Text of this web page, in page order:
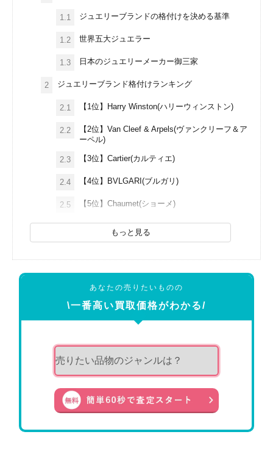
1.1 ジュエリーブランドの格付けを決める基準
1.2 世界五大ジュエラー
1.3 日本のジュエリーメーカー御三家
2 ジュエリーブランド格付けランキング
2.1 【1位】Harry Winston(ハリーウィンストン)
2.2
【2位】Van Cleef & Arpels(ヴァンクリーフ＆ア
ーペル)
2.3 【3位】Cartier(カルティエ)
2.4 【4位】BVLGARI(ブルガリ)
2.5 【5位】Chaumet(ショーメ)
もっと見る
あなたの売りたいものの
\一番高い買取価格がわかる/